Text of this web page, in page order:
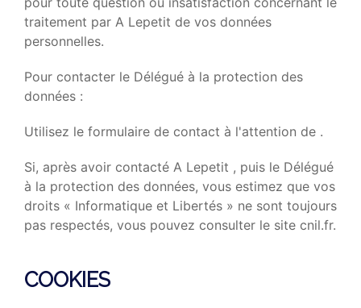
traitement par A Lepetit de vos données
personnelles.
Pour contacter le Délégué à la protection des
données :
Utilisez le formulaire de contact à l'attention de .
Si, après avoir contacté A Lepetit , puis le Délégué
à la protection des données, vous estimez que vos
droits « Informatique et Libertés » ne sont toujours
pas respectés, vous pouvez consulter le site cnil.fr.
COOKIES